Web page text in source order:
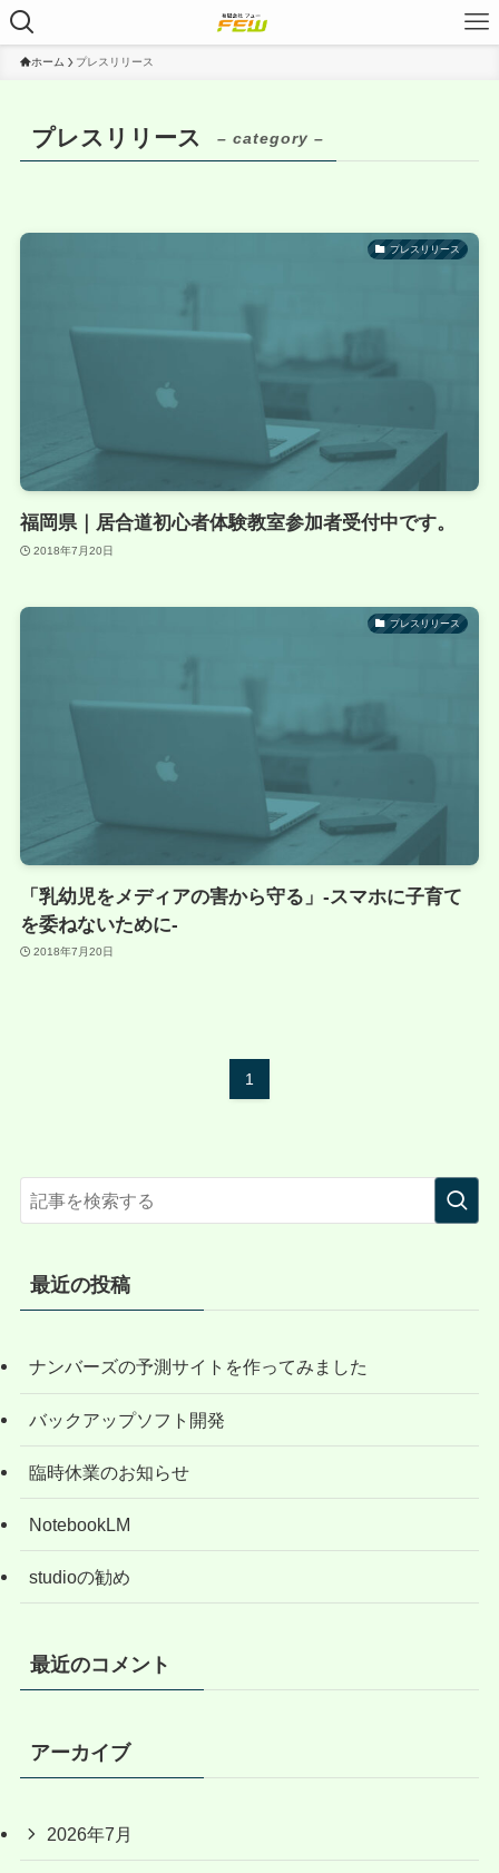
ホーム プレスリリース
プレスリリース – category –
プレスリリース
福岡県｜居合道初心者体験教室参加者受付中です。
2018年7月20日
プレスリリース
「乳幼児をメディアの害から守る」-スマホに子育て
を委ねないために-
2018年7月20日
1
最近の投稿
ナンバーズの予測サイトを作ってみました
バックアップソフト開発
臨時休業のお知らせ
NotebookLM
studioの勧め
最近のコメント
アーカイブ
2026年7月